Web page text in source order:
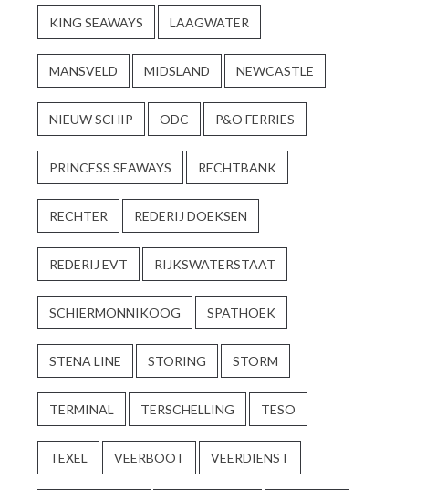
KING SEAWAYS LAAGWATER
MANSVELD MIDSLAND NEWCASTLE
NIEUW SCHIP ODC P&O FERRIES
PRINCESS SEAWAYS RECHTBANK
RECHTER REDERIJ DOEKSEN
REDERIJ EVT RIJKSWATERSTAAT
SCHIERMONNIKOOG SPATHOEK
STENA LINE STORING STORM
TERMINAL TERSCHELLING TESO
TEXEL VEERBOOT VEERDIENST